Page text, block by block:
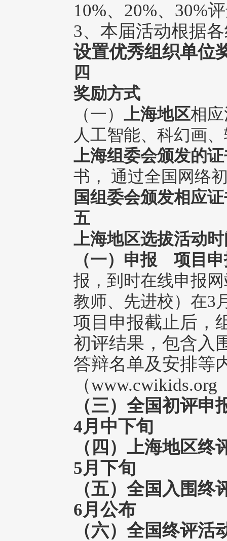
10%、20%、30%
3、本届活动根据
设置优秀组织单位
四
奖励方式
（一） 上海地区相
人工智能、科幻画
上海组委会颁发的
书， 通过全国网络
国组委会颁发相应
五
上海地区选拔活动
（一）申报 项目
报，到时在线申报
教师、先进校）在3
项目申报截止后，
初评结果，包含入
答辩名单及安排等
（
（三）全国初评
4月中下旬
（四）上海地区
5月下旬
（五）全国入
6月公布
（六）全国终评